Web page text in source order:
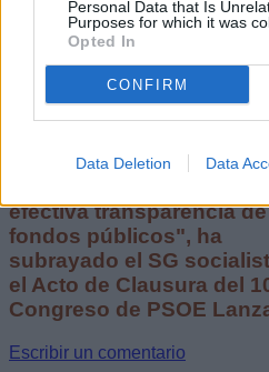
Personal Data that Is
Purposes for which it was
Opted In
CONFIRM
Data Deletion Data
aclare “las sospechas
corrupción”
"Que no se esconda
efectiva transparencia
fondos públicos", ha
subrayado el SG
el Acto de Clausura del
Congreso de PSOE
Escribir un comentario